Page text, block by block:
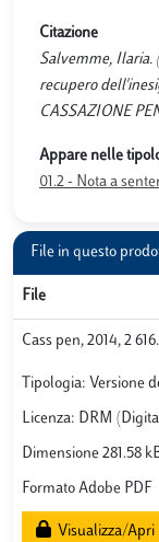
Citazione
Salvemme, Ilaria.
recupero
CASSAZIONE
Appare nelle
01.2 - Nota a
File in questo
File
Cass pen, 2014, 2
Tipologia: Versione
Licenza: DRM
Dimensione 281.58
Formato Adobe PDF
Visualizza/Apri